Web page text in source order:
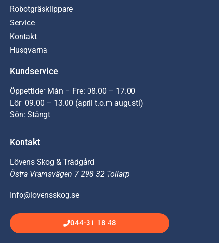
Robotgräsklippare
Service
Kontakt
Husqvarna
Kundservice
Öppettider Mån – Fre: 08.00 – 17.00
Lör: 09.00 – 13.00 (april t.o.m augusti)
Sön: Stängt
Kontakt
Lövens Skog & Trädgård
Östra Vramsvägen 7 298 32 Tollarp
Info@lovensskog.se
044-31 18 48